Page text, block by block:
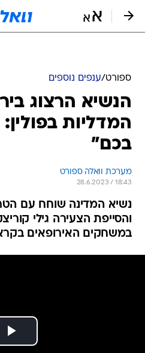
ספורט/ענפים נוספים
הנשיא הרצוג
המדליות
בכם"
מערכת וואלה ספורט
28.6.2023 / 18:43
נשיא המדינה שוחח עם
והסייפת הצעירה גילי
במשחקים האירופאים